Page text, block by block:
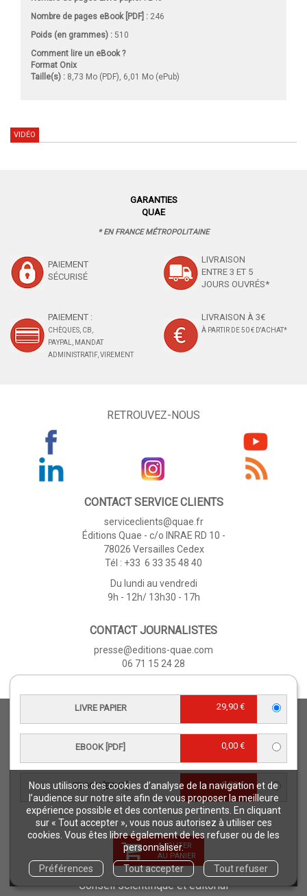
Nous utilisons des cookies d’analyse de la navigation et de
l’audience sur notre site afin de vous proposer la meilleure
expérience possible et des contenus pertinents. En cliquant
sur « Tout accepter », vous nous autorisez à utiliser ces
cookies. Vous êtes libre également de les refuser ou de les
personnaliser.
Préférences
Tout accepter Tout refuser
LIVRE PAPIER 29,90 €
EBOOK [PDF] 0,00 €
EBOOK [EPUB] 0,00 €
AJOUTER
AU PANIER
Nombre de pages eBook [PDF] : 246
Poids (en grammes) : 510
Comment lire un eBook ?
Format Onix
Taille(s) : 8,73 Mo (PDF), 6,01 Mo (ePub)
VIDÉO
GARANTIES
QUAE
* EN FRANCE MÉTROPOLITAINE
PAIEMENT
SÉCURISÉ
LIVRAISON
ENTRE 3 ET 5
JOURS OUVRÉS*
PAIEMENT :
CHÈQUES, CB,
PAYPAL, MANDAT
ADMINISTRATIF, VIREMENT
LIVRAISON À 3€
À PARTIR DE 50 € D'ACHAT*
RETROUVEZ-NOUS
CONTACT SERVICE CLIENTS
serviceclients@quae.fr
Éditions Quae - c/o INRAE RD 10 -
78026 Versailles Cedex
Tél : +33 6 33 35 48 40
Du lundi au vendredi
9h - 12h/ 13h30 - 17h
CONTACT JOURNALISTES
presse@editions-quae.com
06 71 15 24 28
Qui sommes-nous ?
Nos collections
CGV
Téléchargements
Comment commander ?
Où trouver nos ouvrages ?
Contact
Comment lire un ebook ?
Conseil scientifique et éditorial